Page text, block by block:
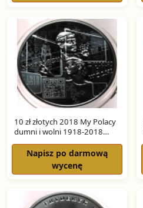
10 zł złotych 2018 My Polacy
dumni i wolni 1918-2018
SREBRO
Napisz po darmową
wycenę